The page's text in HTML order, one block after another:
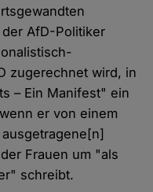
AfD-Politiker
zugerechnet wird, in
– Ein Manifest" ein
er von einem
Frauen um "als
schreibt.